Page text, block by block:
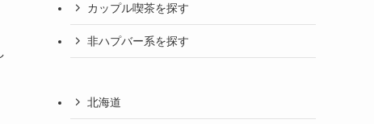
カップル喫茶を探す
非ハプバー系を探す
北海道